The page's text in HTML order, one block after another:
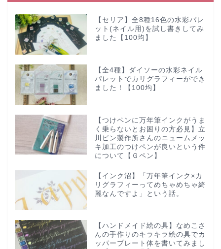
【セリア】全8種16色の水彩パレ
ット(ネイル用)を試し書きしてみ
ました【100均】
【全4種】ダイソーの水彩ネイル
パレットでカリグラフィーができ
ました！【100均】
【つけペンに万年筆インクがうま
く乗らないとお困りの方必見】立
川ピン製作所さんのニュームメッ
キ加工のつけペンが良いという件
について【Ｇペン】
【インク沼】「万年筆インク×カ
リグラフィーってめちゃめちゃ綺
麗なんですよ」という話。
【ハンドメイド絵の具】なめこさ
んの手作りのキラキラ絵の具でカ
ッパープレート体を書いてみまし